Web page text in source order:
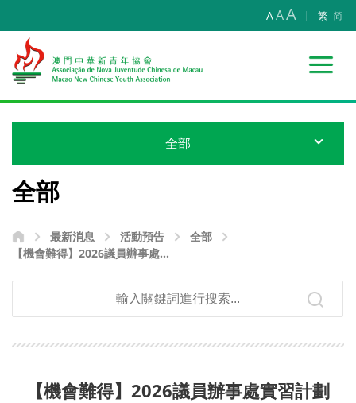
AAA 繁 简
全部
全部
最新消息 活動預告
全部
【機會難得】2026議員辦事處實
【機會難得】2026議員辦事處實習計劃